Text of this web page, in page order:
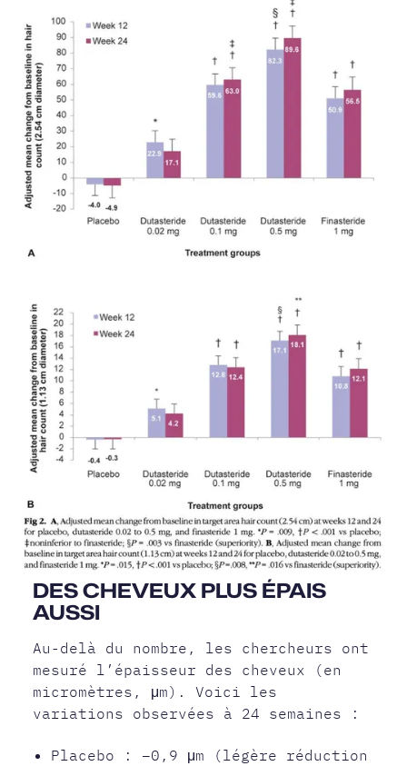
DES CHEVEUX PLUS ÉPAIS
AUSSI
Au-delà du nombre, les chercheurs ont
mesuré l’épaisseur des cheveux (en
micromètres, μm). Voici les
variations observées à 24 semaines :
Placebo : −0,9 μm (légère réduction